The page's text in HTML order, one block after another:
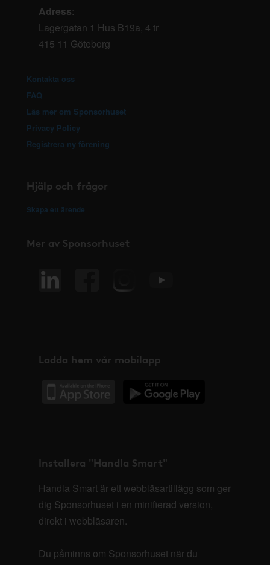
Adress:
Lagergatan 1 Hus B19a, 4 tr
415 11 Göteborg
Kontakta oss
FAQ
Läs mer om Sponsorhuset
Privacy Policy
Registrera ny förening
Hjälp och frågor
Skapa ett ärende
Mer av Sponsorhuset
Ladda hem vår mobilapp
Installera "Handla Smart"
Handla Smart är ett webbläsartillägg som ger
dig Sponsorhuset i en minifierad version,
direkt i webbläsaren.
Du påminns om Sponsorhuset när du